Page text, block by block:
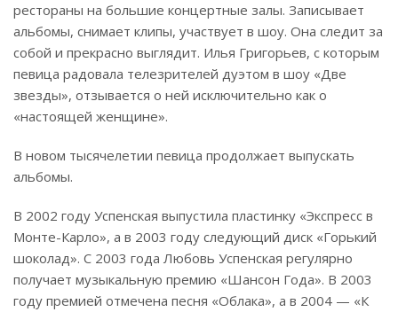
рестораны на большие концертные залы. Записывает
альбомы, снимает клипы, участвует в шоу. Она следит за
собой и прекрасно выглядит. Илья Григорьев, с которым
певица радовала телезрителей дуэтом в шоу «Две
звезды», отзывается о ней исключительно как о
«настоящей женщине».
В новом тысячелетии певица продолжает выпускать
альбомы.
В 2002 году Успенская выпустила пластинку «Экспресс в
Монте-Карло», а в 2003 году следующий диск «Горький
шоколад». С 2003 года Любовь Успенская регулярно
получает музыкальную премию «Шансон Года». В 2003
году премией отмечена песня «Облака», а в 2004 — «К